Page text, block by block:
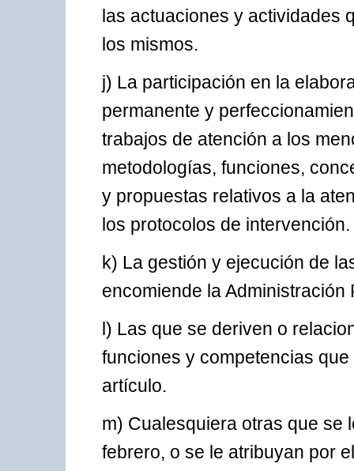
las actuaciones y actividades
los mismos.
j) La participación en la
permanente y
trabajos de atención a los
metodologías, funciones,
y propuestas relativos a la
los protocolos de intervención.
k) La gestión y ejecución de
encomiende la
l) Las que se deriven o
funciones y competencias
artículo.
m) Cualesquiera otras que se
febrero, o se le atribuyan por